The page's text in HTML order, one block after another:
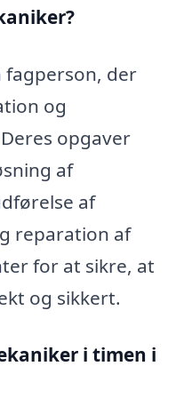
fagperson, der
og
opgaver
af
af
reparation af
for at sikre, at
og sikkert.
i timen i